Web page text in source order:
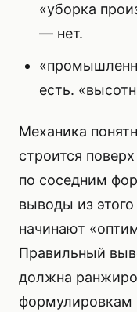
«уборка
— нет.
есть.
Механика
строится
по соседним
выводы из
начинают
Правильный
должна
формулировкам